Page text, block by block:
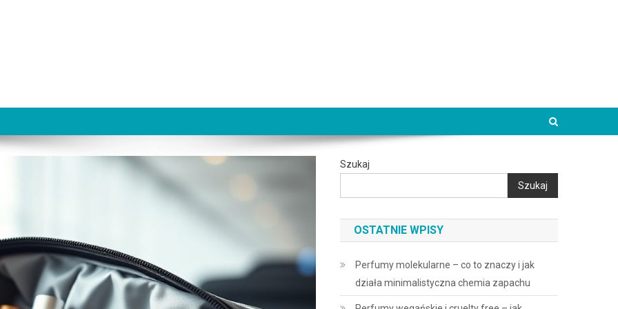
Szukaj
Szukaj
OSTATNIE WPISY
Perfumy molekularne – co to znaczy i jak
działa minimalistyczna chemia zapachu